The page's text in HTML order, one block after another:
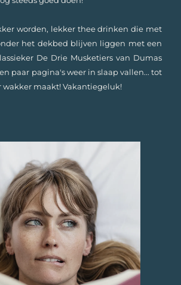
worden, lekker thee drinken die met
het dekbed blijven liggen met een
De Drie Musketiers van Dumas
paar pagina's weer in slaap vallen... tot
wakker maakt! Vakantiegeluk!